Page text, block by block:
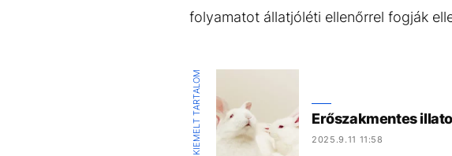
folyamatot állatjóléti ellenőrrel fogják
KIEMELT TARTALOM Erőszakmentes
2025.9.11 11:58